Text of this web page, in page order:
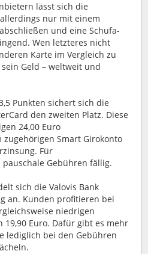
lässt sich die
nur mit einem
und eine Schufa-
Wen letzteres nicht
Karte im Vergleich zu
Geld – weltweit und
Punkten sichert sich die
den zweiten Platz. Diese
24,00 Euro
Smart Girokonto
Für
Gebühren fällig.
sich die Valovis Bank
an. Kunden profitieren bei
niedrigen
19,90 Euro. Dafür gibt es mehr
lediglich bei den Gebühren